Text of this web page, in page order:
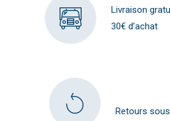
Livraison
30€ d’achat
Retours